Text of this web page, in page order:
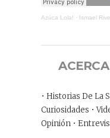
Azúca Lola! · Ismael
• Historias De La
Curiosidades •
Opinión •